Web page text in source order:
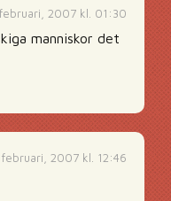
2007 kl. 01:30
manniskor det
februari, 2007 kl. 12:46